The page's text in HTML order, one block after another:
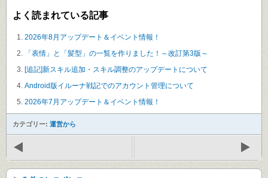
よく読まれている記事
2026年8月アップデート＆イベント情報！
「表情」と「髪型」の一覧を作りました！～改訂第3版～
[追記]新スキル追加・スキル調整のアップデートについて
Android版イルーナ戦記でのアカウント管理について
2026年7月アップデート＆イベント情報！
カテゴリー: 運営から